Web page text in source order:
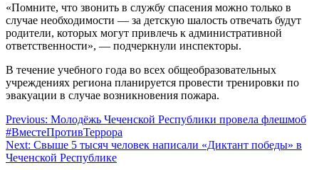
«Помните, что звонить в службу спасения можно только в
случае необходимости — за детскую шалость отвечать будут
родители, которых могут привлечь к административной
ответственности», — подчеркнули инспекторы.
В течение учебного года во всех общеобразовательных
учреждениях региона планируется провести тренировки по
эвакуации в случае возникновения пожара.
Навигация
по
записям
Previous: Молодёжь Чеченской Республики провела флешмоб
#ВместеПротивТеррора
Next: Свыше 5 тысяч человек написали «Диктант победы» в
Чеченской Республике